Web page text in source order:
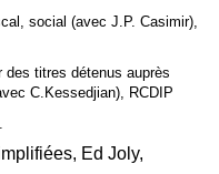
social (avec J.P. Casimir),
des titres détenus auprès
C.Kessedjian), RCDIP
Ed Joly,